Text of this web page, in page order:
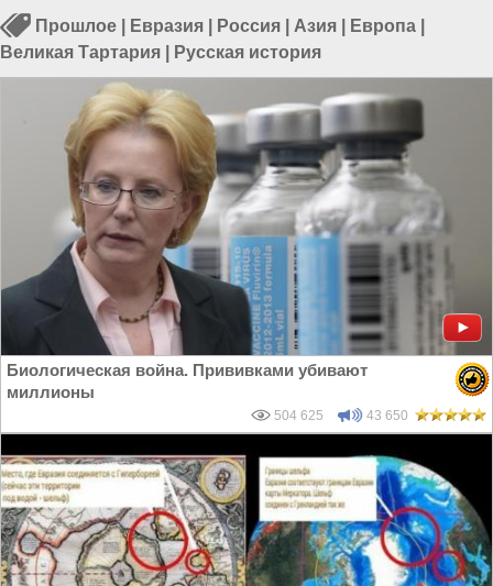
Прошлое Евразия Россия Азия Европа
Великая Тартария
Русская история
Биологическая война. Прививками убивают
миллионы
504 625 43 650